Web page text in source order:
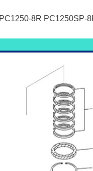
8R PC1250SP-